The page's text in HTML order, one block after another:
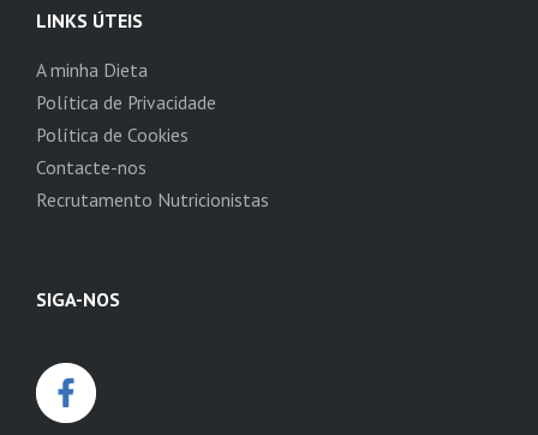
LINKS ÚTEIS
A minha Dieta
Política de Privacidade
Política de Cookies
Contacte-nos
Recrutamento Nutricionistas
SIGA-NOS